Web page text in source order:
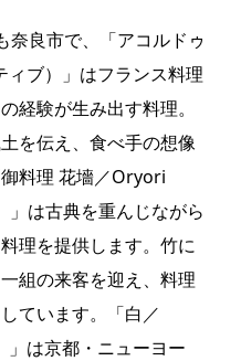
奈良市で、「アコルドゥ
ブ）」はフランス料理
経験が生み出す料理。
を伝え、食べ手の想像
料理 花墻／Oryori
は古典を重んじながら
理を提供します。竹に
組の来客を迎え、料理
ています。「白／
は京都・ニューヨー